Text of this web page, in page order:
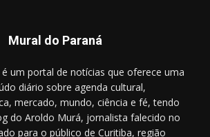
Mural do Paraná
um portal de notícias que oferece uma
diário sobre agenda cultural,
mercado, mundo, ciência e fé, tendo
do Aroldo Murá, jornalista falecido no
para o público de Curitiba, região